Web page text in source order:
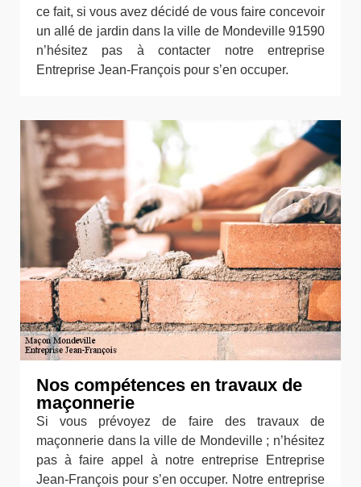
ce fait, si vous avez décidé de vous faire concevoir
un allé de jardin dans la ville de Mondeville 91590
n’hésitez pas à contacter notre entreprise
Entreprise Jean-François pour s’en occuper.
Nos compétences en travaux de
maçonnerie
Si vous prévoyez de faire des travaux de
maçonnerie dans la ville de Mondeville ; n’hésitez
pas à faire appel à notre entreprise Entreprise
Jean-François pour s’en occuper. Notre entreprise